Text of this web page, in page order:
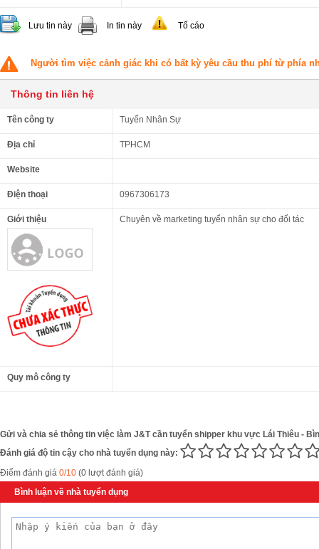
Lưu tin này In tin này Tố cáo
Người tìm việc cảnh giác khi có bất kỳ yêu cầu thu phí từ phía
Thông tin liên hệ
Tên công ty Tuyển Nhân Sự
Địa chỉ TPHCM
Website
Điện thoại 0967306173
Giới thiệu Chuyên về marketing tuyển nhân sự cho đối tác
Quy mô công ty
Gửi và chia sẻ thông tin việc làm J&T cần tuyển shipper khu vực Lái Thiêu -
Đánh giá độ tin cậy cho nhà tuyển dụng này:
Điểm đánh giá 0/10 (0 lượt đánh giá)
Bình luận về nhà tuyển dụng